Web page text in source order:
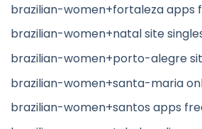
brazilian-women+fortaleza apps
brazilian-women+natal site
brazilian-women+porto-alegre
brazilian-women+santa-maria
brazilian-women+santos apps